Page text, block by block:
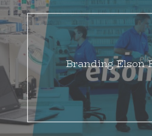
Branding Elson